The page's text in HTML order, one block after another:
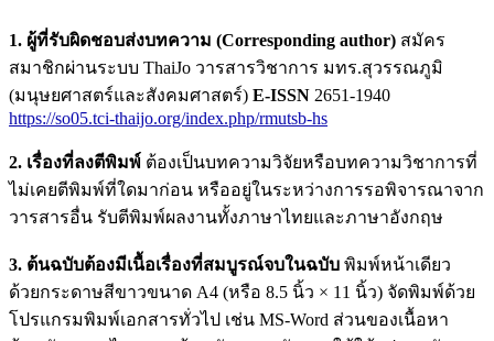
1. ผู้ที่รับผิดชอบส่งบทความ (Corresponding author) สมัคร
สมาชิกผ่านระบบ ThaiJo วารสารวิชาการ มทร.สุวรรณภูมิ
(มนุษยศาสตร์และสังคมศาสตร์) E-ISSN 2651-1940
https://so05.tci-thaijo.org/index.php/rmutsb-hs
2. เรื่องที่ลงตีพิมพ์ ต้องเป็นบทความวิจัยหรือบทความวิชาการที่
ไม่เคยตีพิมพ์ที่ใดมาก่อน หรืออยู่ในระหว่างการรอพิจารณาจาก
วารสารอื่น รับตีพิมพ์ผลงานทั้งภาษาไทยและภาษาอังกฤษ
3. ต้นฉบับต้องมีเนื้อเรื่องที่สมบูรณ์จบในฉบับ พิมพ์หน้าเดียว
ด้วยกระดาษสีขาวขนาด A4 (หรือ 8.5 นิ้ว × 11 นิ้ว) จัดพิมพ์ด้วย
โปรแกรมพิมพ์เอกสารทั่วไป เช่น MS-Word ส่วนของเนื้อหา